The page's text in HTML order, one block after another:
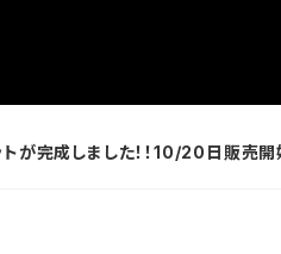
完成しました！！10/20日販売開始